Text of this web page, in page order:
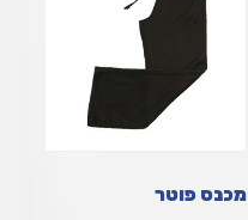
מכנס פוטר